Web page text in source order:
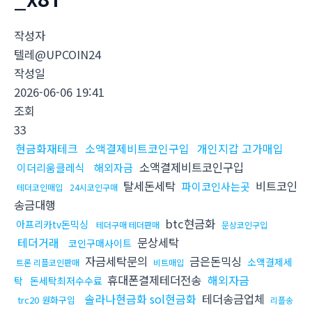
작성자
텔레@UPCOIN24
작성일
2026-06-06 19:41
조회
33
현금화재테크 소액결제비트코인구입 개인지갑 고가매입
이더리움클레식 해외자금 소액결제비트코인구입
테더코인매입 24시코인구매 탈세돈세탁 파이코인사는곳 비트코인
송금대행
아프리카tv돈믹싱 테더구매 테더판매 btc현금화 문상코인구입
테더거래 코인구매사이트 문상세탁
트론 리플코인판매 자금세탁문의 비트매입 금은돈믹싱 소액결제세
탁 돈세탁최저수수료 휴대폰결제테더전송 해외자금
trc20 원화구입 솔라나현금화 sol현금화 테더송금업체 리플송